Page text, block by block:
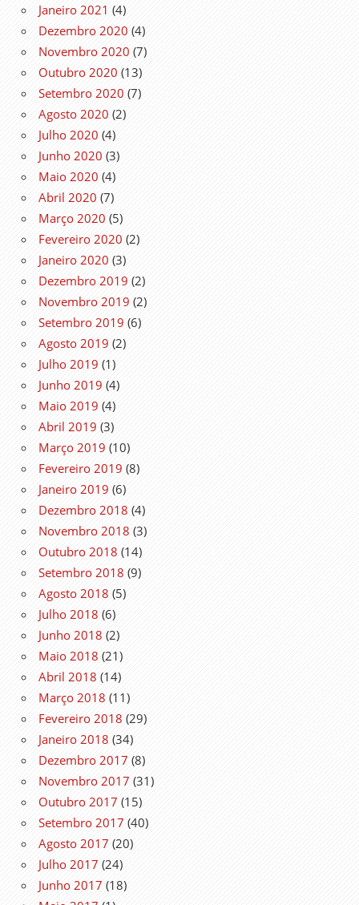
Janeiro 2021 (4)
Dezembro 2020 (4)
Novembro 2020 (7)
Outubro 2020 (13)
Setembro 2020 (7)
Agosto 2020 (2)
Julho 2020 (4)
Junho 2020 (3)
Maio 2020 (4)
Abril 2020 (7)
Março 2020 (5)
Fevereiro 2020 (2)
Janeiro 2020 (3)
Dezembro 2019 (2)
Novembro 2019 (2)
Setembro 2019 (6)
Agosto 2019 (2)
Julho 2019 (1)
Junho 2019 (4)
Maio 2019 (4)
Abril 2019 (3)
Março 2019 (10)
Fevereiro 2019 (8)
Janeiro 2019 (6)
Dezembro 2018 (4)
Novembro 2018 (3)
Outubro 2018 (14)
Setembro 2018 (9)
Agosto 2018 (5)
Julho 2018 (6)
Junho 2018 (2)
Maio 2018 (21)
Abril 2018 (14)
Março 2018 (11)
Fevereiro 2018 (29)
Janeiro 2018 (34)
Dezembro 2017 (8)
Novembro 2017 (31)
Outubro 2017 (15)
Setembro 2017 (40)
Agosto 2017 (20)
Julho 2017 (24)
Junho 2017 (18)